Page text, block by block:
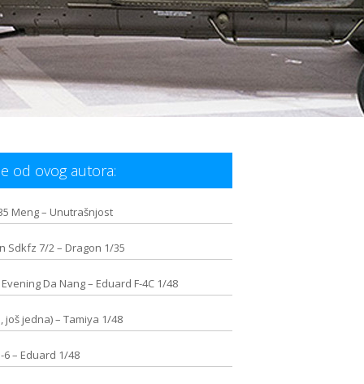
od ovog autora:
Meng – Unutrašnjost
Sdkfz 7/2 – Dragon 1/35
Da Nang – Eduard F-4C 1/48
još jedna) – Tamiya 1/48
6 – Eduard 1/48